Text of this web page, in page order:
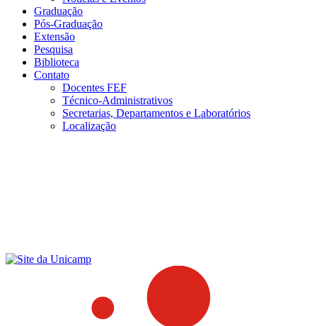
Graduação
Pós-Graduação
Extensão
Pesquisa
Biblioteca
Contato
Docentes FEF
Técnico-Administrativos
Secretarias, Departamentos e Laboratórios
Localização